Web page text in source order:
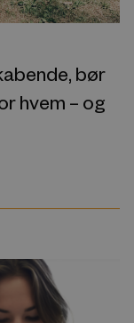
bør
hvem – og